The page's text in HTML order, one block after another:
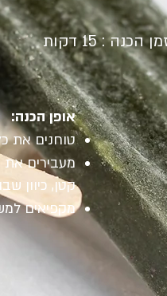
אופן הכנה:
טוחנים את
מעבירים את
קטן, כיוון
מקפיאים למשך 6 שעות, מחלצים